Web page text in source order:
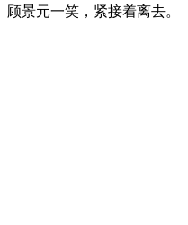
顾景元一笑，紧接着离去。